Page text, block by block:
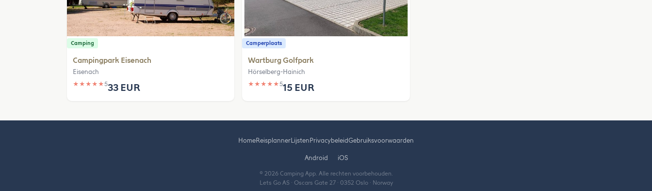
Camping
Campingpark Eisenach
Eisenach
★ ★ ★ ★ ★533 EUR
Camperplaats
Wartburg Golfpark
Hörselberg-Hainich
★ ★ ★ ★ ★515 EUR
HomeReisplannerLijsten PrivacybeleidGebruiksvoorwaarden
Android iOS
© 2026 Camping App. Alle rechten voorbehouden.
Lets Go AS · Oscars Gate 27 · 0352 Oslo · Norway